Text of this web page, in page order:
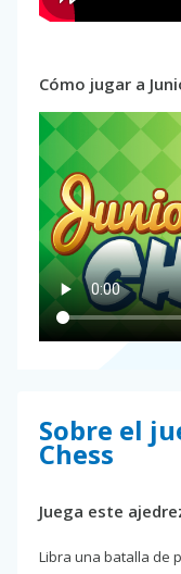
Cómo jugar a
Sobre el
Chess
Juega este
Libra una batalla de